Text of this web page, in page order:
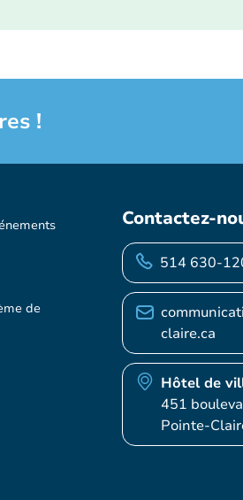
!
de
Contactez-
514 630-
claire.ca
Hôtel de
451
Pointe-